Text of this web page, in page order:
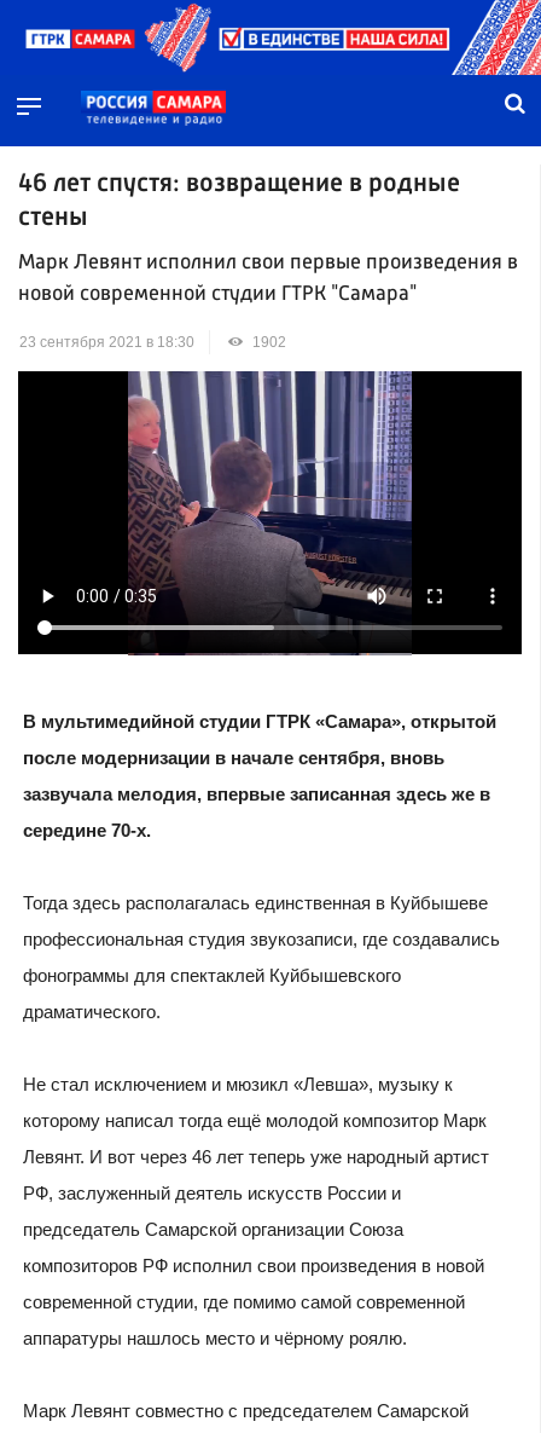
46 лет спустя: возвращение в родные
стены
Марк Левянт исполнил свои первые произведения в
новой современной студии ГТРК "Самара"
23 сентября 2021 в 18:30 1902
В мультимедийной студии ГТРК «Самара», открытой
после модернизации в начале сентября, вновь
зазвучала мелодия, впервые записанная здесь же в
середине 70-х.
Тогда здесь располагалась единственная в Куйбышеве
профессиональная студия звукозаписи, где создавались
фонограммы для спектаклей Куйбышевского
драматического.
Не стал исключением и мюзикл «Левша», музыку к
которому написал тогда ещё молодой композитор Марк
Левянт. И вот через 46 лет теперь уже народный артист
РФ, заслуженный деятель искусств России и
председатель Самарской организации Союза
композиторов РФ исполнил свои произведения в новой
современной студии, где помимо самой современной
аппаратуры нашлось место и чёрному роялю.
Марк Левянт совместно с председателем Самарской